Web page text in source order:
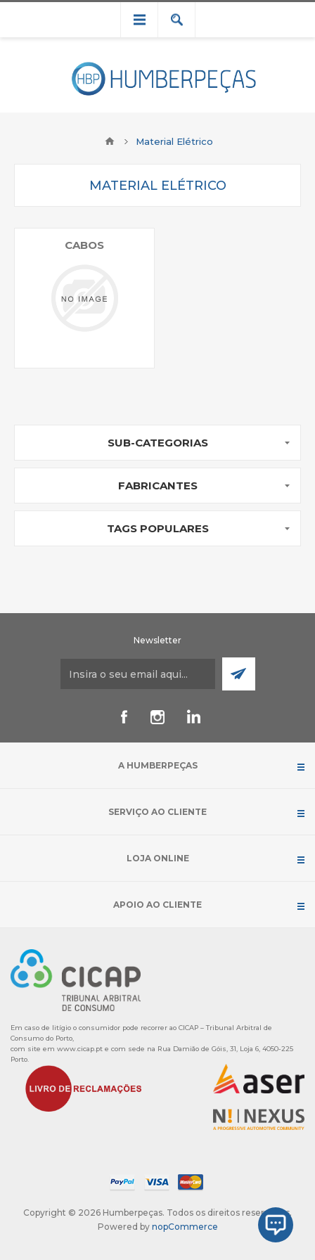
Material Elétrico
MATERIAL ELÉTRICO
CABOS
SUB-CATEGORIAS
FABRICANTES
TAGS POPULARES
Newsletter
A HUMBERPEÇAS
SERVIÇO AO CLIENTE
LOJA ONLINE
APOIO AO CLIENTE
Em caso de litígio o consumidor pode recorrer ao CICAP – Tribunal Arbitral de
Consumo do Porto,
com site em www.cicap.pt e com sede na Rua Damião de Góis, 31, Loja 6, 4050-225
Porto.
Copyright © 2026 Humberpeças. Todos os direitos reservados.
Powered by nopCommerce